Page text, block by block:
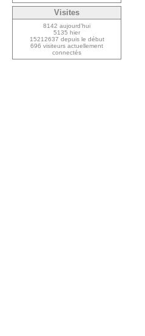
Visites
8142 aujourd’hui
5135 hier
15212637 depuis le début
696 visiteurs actuellement
connectés